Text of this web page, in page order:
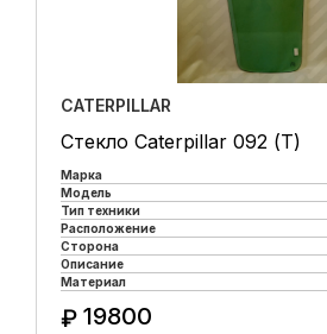
CATERPILLAR
Стекло Caterpillar 092 (Т)
Марка
Модель
Тип техники
Расположение
Сторона
Описание
Материал
₽ 19800